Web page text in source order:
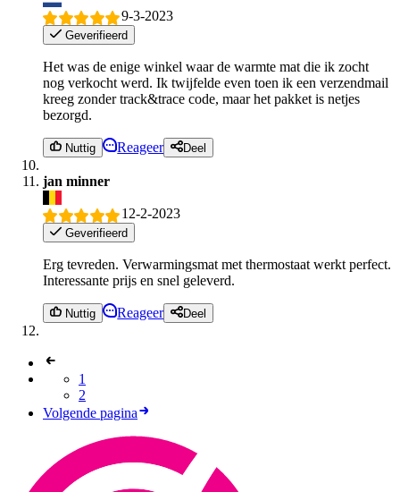
9-3-2023
Geverifieerd
Het was de enige winkel waar de warmte mat die ik zocht
nog verkocht werd. Ik twijfelde even toen ik een verzendmail
kreeg zonder track&trace code, maar het pakket is netjes
bezorgd.
Nuttig Reageer Deel
jan minner
12-2-2023
Geverifieerd
Erg tevreden. Verwarmingsmat met thermostaat werkt perfect.
Interessante prijs en snel geleverd.
Nuttig Reageer Deel
1
2
Volgende pagina